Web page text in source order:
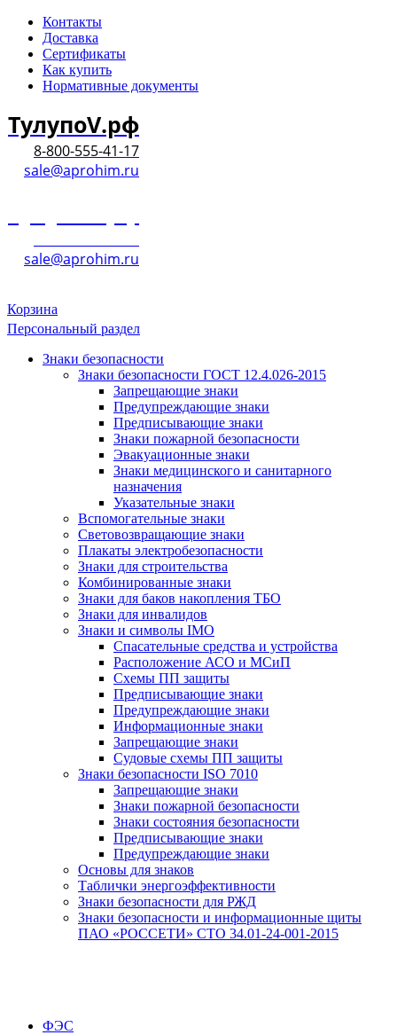
Контакты
Доставка
Сертификаты
Как купить
Нормативные документы
ТулупоV.рф
8-800-555-41-17
sale@aprohim.ru
sale@aprohim.ru
Корзина
Персональный раздел
Знаки безопасности
Знаки безопасности ГОСТ 12.4.026-2015
Запрещающие знаки
Предупреждающие знаки
Предписывающие знаки
Знаки пожарной безопасности
Эвакуационные знаки
Знаки медицинского и санитарного
назначения
Указательные знаки
Вспомогательные знаки
Световозвращающие знаки
Плакаты электробезопасности
Знаки для строительства
Комбинированные знаки
Знаки для баков накопления ТБО
Знаки для инвалидов
Знаки и символы IMO
Спасательные средства и устройства
Расположение АСО и МСиП
Схемы ПП защиты
Предписывающие знаки
Предупреждающие знаки
Информационные знаки
Запрещающие знаки
Судовые схемы ПП защиты
Знаки безопасности ISO 7010
Запрещающие знаки
Знаки пожарной безопасности
Знаки состояния безопасности
Предписывающие знаки
Предупреждающие знаки
Основы для знаков
Таблички энергоэффективности
Знаки безопасности для РЖД
Знаки безопасности и информационные щиты
ПАО «РОССЕТИ» СТО 34.01-24-001-2015
ФЭС